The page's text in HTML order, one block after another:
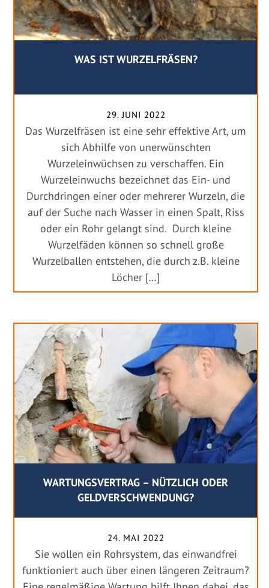
WAS IST WURZELFRÄSEN?
29. JUNI 2022
Das Wurzelfräsen ist eine sehr effektive Art, um
sich Abhilfe von unerwünschten
Wurzeleinwüchsen zu verschaffen. Ein
Wurzeleinwuchs bezeichnet das Ein- und
Durchdringen einer oder mehrerer Wurzeln, die
auf der Suche nach Wasser in einen Spalt, Riss
oder ein Rohr gelangt sind. Durch kleine
Wurzelfäden können so schnell große
Wurzelballen entstehen, die durch z.B. kleine
Löcher […]
WARTUNGSVERTRAG – NÜTZLICH ODER
GELDVERSCHWENDUNG?
24. MAI 2022
Sie wollen ein Rohrsystem, das einwandfrei
funktioniert auch über einen längeren Zeitraum?